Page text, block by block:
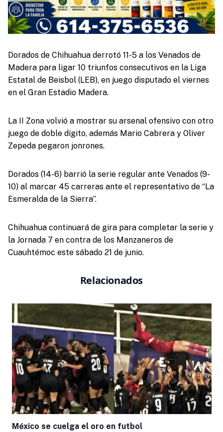
Dorados de Chihuahua derrotó 11-5 a los Venados de
Madera para ligar 10 triunfos consecutivos en la Liga
Estatal de Beisbol (LEB), en juego disputado el viernes
en el Gran Estadio Madera.
La II Zona volvió a mostrar su arsenal ofensivo con otro
juego de doble dígito, además Mario Cabrera y Oliver
Zepeda pegaron jonrones.
Dorados (14-6) barrió la serie regular ante Venados (9-
10) al marcar 45 carreras ante el representativo de “La
Esmeralda de la Sierra”.
Chihuahua continuará de gira para completar la serie y
la Jornada 7 en contra de los Manzaneros de
Cuauhtémoc este sábado 21 de junio.
Relacionados
México se cuelga el oro en futbol